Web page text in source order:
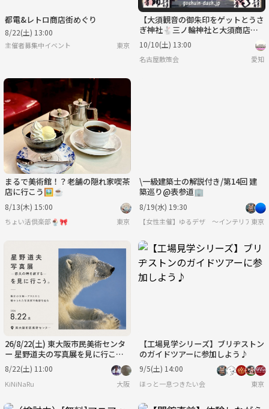
都電&レトロ商店街めぐり
8/22(土) 13:00
主催者募集中イベント 東京
【大須観音の御朱印をゲットとうさ
ぎ神社🐇三ノ輪神社と大須商店街
食べ歩き🍡
10/10(土) 13:00
名古屋散策会 愛知
まるで美術館！？老舗の隠れ家喫茶
店に行こう🖼☕️
8/13(木) 15:00
ちょい活倶楽部🍨🎀 東京
\一級建築士の解説付き/第14回 建
築巡り@表参道🏢
8/19(水) 19:30
【女性主催】ゆるデザ 〜インテリア・建
東京
26/8/22(土) 東大阪市民美術センタ
ー 星野道夫の写真展を見に行こ
う。
8/22(土) 11:00
KiNiNaRu 大阪
【工場見学シリーズ】ブリヂストン
のガイドツアーに参加しよう♪
9/5(土) 14:00
ほっと一息つきたい会 東京